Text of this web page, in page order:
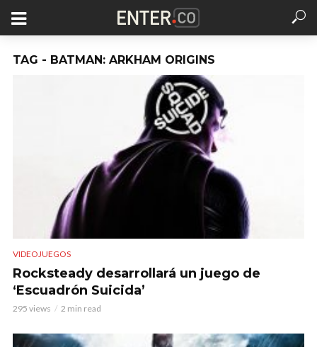
TAG - BATMAN: ARKHAM ORIGINS
VIDEOJUEGOS
Rocksteady desarrollará un juego de
‘Escuadrón Suicida’
295 views 2 min read